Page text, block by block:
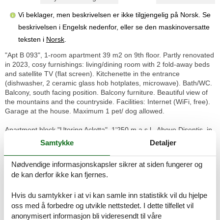
Vi beklager, men beskrivelsen er ikke tilgjengelig på Norsk. Se
beskrivelsen i Engelsk nedenfor, eller se den maskinoversatte
teksten i Norsk.
"Apt B 093", 1-room apartment 39 m2 on 9th floor. Partly renovated
in 2023, cosy furnishings: living/dining room with 2 fold-away beds
and satellite TV (flat screen). Kitchenette in the entrance
(dishwasher, 2 ceramic glass hob hotplates, microwave). Bath/WC.
Balcony, south facing position. Balcony furniture. Beautiful view of
the mountains and the countryside. Facilities: Internet (WiFi, free).
Garage at the house. Maximum 1 pet/ dog allowed.
Apartment block "Utoring Acletta", 1'250 m a.s.l.. Above Disentis, in
the resort, 2 km from the centre, in a quiet, sunny position on a
slope, 700 m from the skiing area. For shared use: indoor pool (24
m2, depth 170 cm). Children's playground. In the house: reception,
lounge, table tennis, lift, storage room for skis, central heating
system, washing machine, tumble dryer (for shared use, extra).
covered parking. Dimension: height 195 cm. E-charging station.
Shop, supermarket, restaurant 700 m, bus stop "Disentis/Mustér,
Pendicularas" 500 m, railway station "Disentis" 2 km. Cable car, ski
Samtykke Detaljer
Nødvendige informasjonskapsler sikrer at siden fungerer og
de kan derfor ikke kan fjernes.
Hvis du samtykker i at vi kan samle inn statistikk vil du hjelpe
oss med å forbedre og utvikle nettstedet. I dette tilfellet vil
anonymisert informasjon bli videresendt til våre